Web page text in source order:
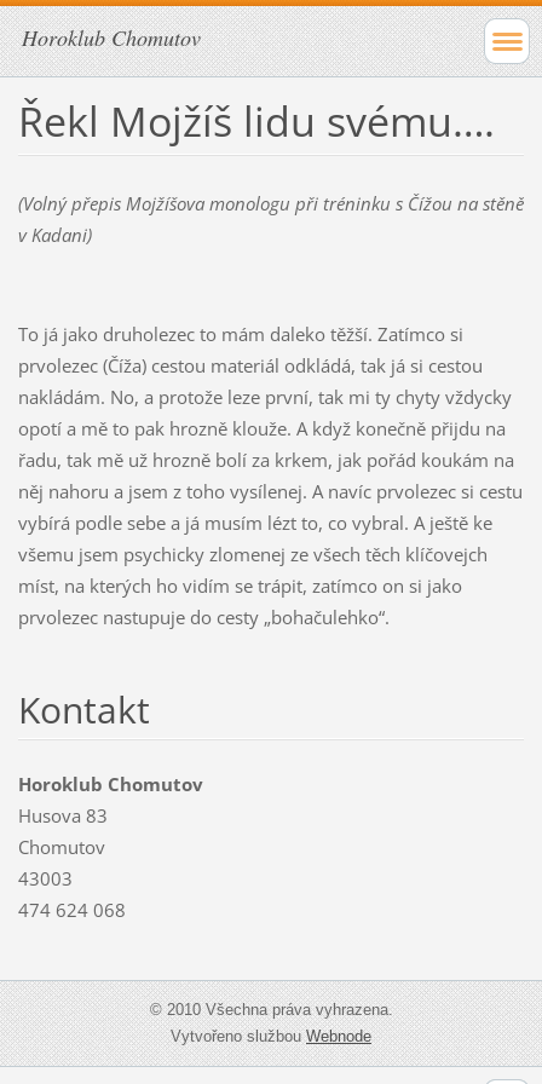
Horoklub Chomutov
Řekl Mojžíš lidu svému….
(Volný přepis Mojžíšova monologu při tréninku s Čížou na stěně
v Kadani)
To já jako druholezec to mám daleko těžší. Zatímco si
prvolezec (Číža) cestou materiál odkládá, tak já si cestou
nakládám. No, a protože leze první, tak mi ty chyty vždycky
opotí a mě to pak hrozně klouže. A když konečně přijdu na
řadu, tak mě už hrozně bolí za krkem, jak pořád koukám na
něj nahoru a jsem z toho vysílenej. A navíc prvolezec si cestu
vybírá podle sebe a já musím lézt to, co vybral. A ještě ke
všemu jsem psychicky zlomenej ze všech těch klíčovejch
míst, na kterých ho vidím se trápit, zatímco on si jako
prvolezec nastupuje do cesty „bohačulehko“.
Kontakt
Horoklub Chomutov
Husova 83
Chomutov
43003
474 624 068
© 2010 Všechna práva vyhrazena.
Vytvořeno službouWebnode